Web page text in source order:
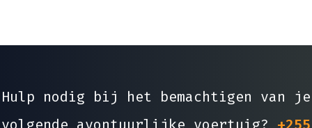
Hulp nodig bij het bemachtigen van je